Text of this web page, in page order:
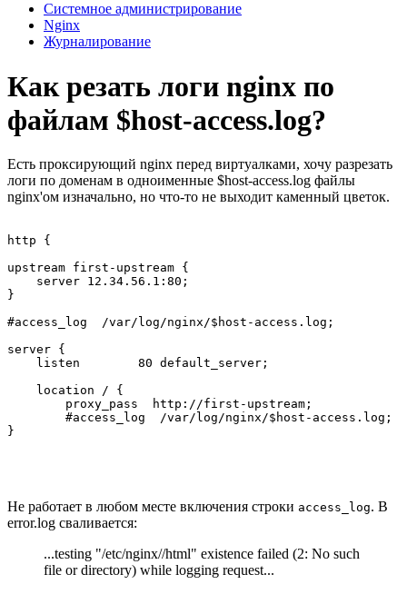
Системное администрирование
Nginx
Журналирование
Как резать логи nginx по
файлам $host-access.log?
Есть проксирующий nginx перед виртуалками, хочу разрезать
логи по доменам в одноименные $host-access.log файлы
nginx'ом изначально, но что-то не выходит каменный цветок.
http {
upstream first-upstream {
    server 12.34.56.1:80;
}
#access_log  /var/log/nginx/$host-access.log;
server {
    listen        80 default_server;
    location / {
        proxy_pass  http://first-upstream;
        #access_log  /var/log/nginx/$host-access.log;
}
Не работает в любом месте включения строки access_log. В
error.log сваливается:
...testing "/etc/nginx//html" existence failed (2: No such
file or directory) while logging request...